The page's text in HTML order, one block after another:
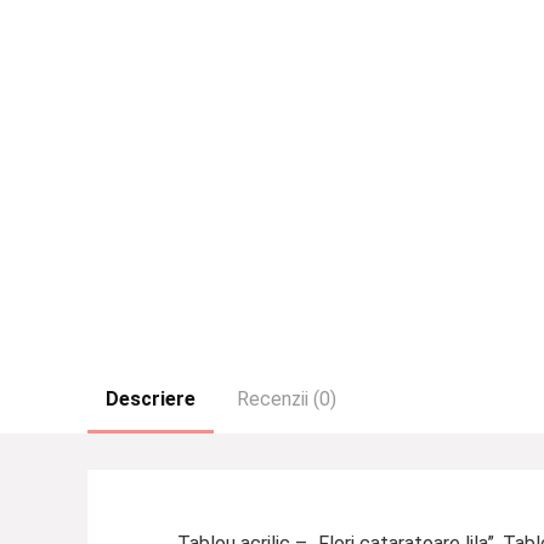
Descriere Recenzii (0)